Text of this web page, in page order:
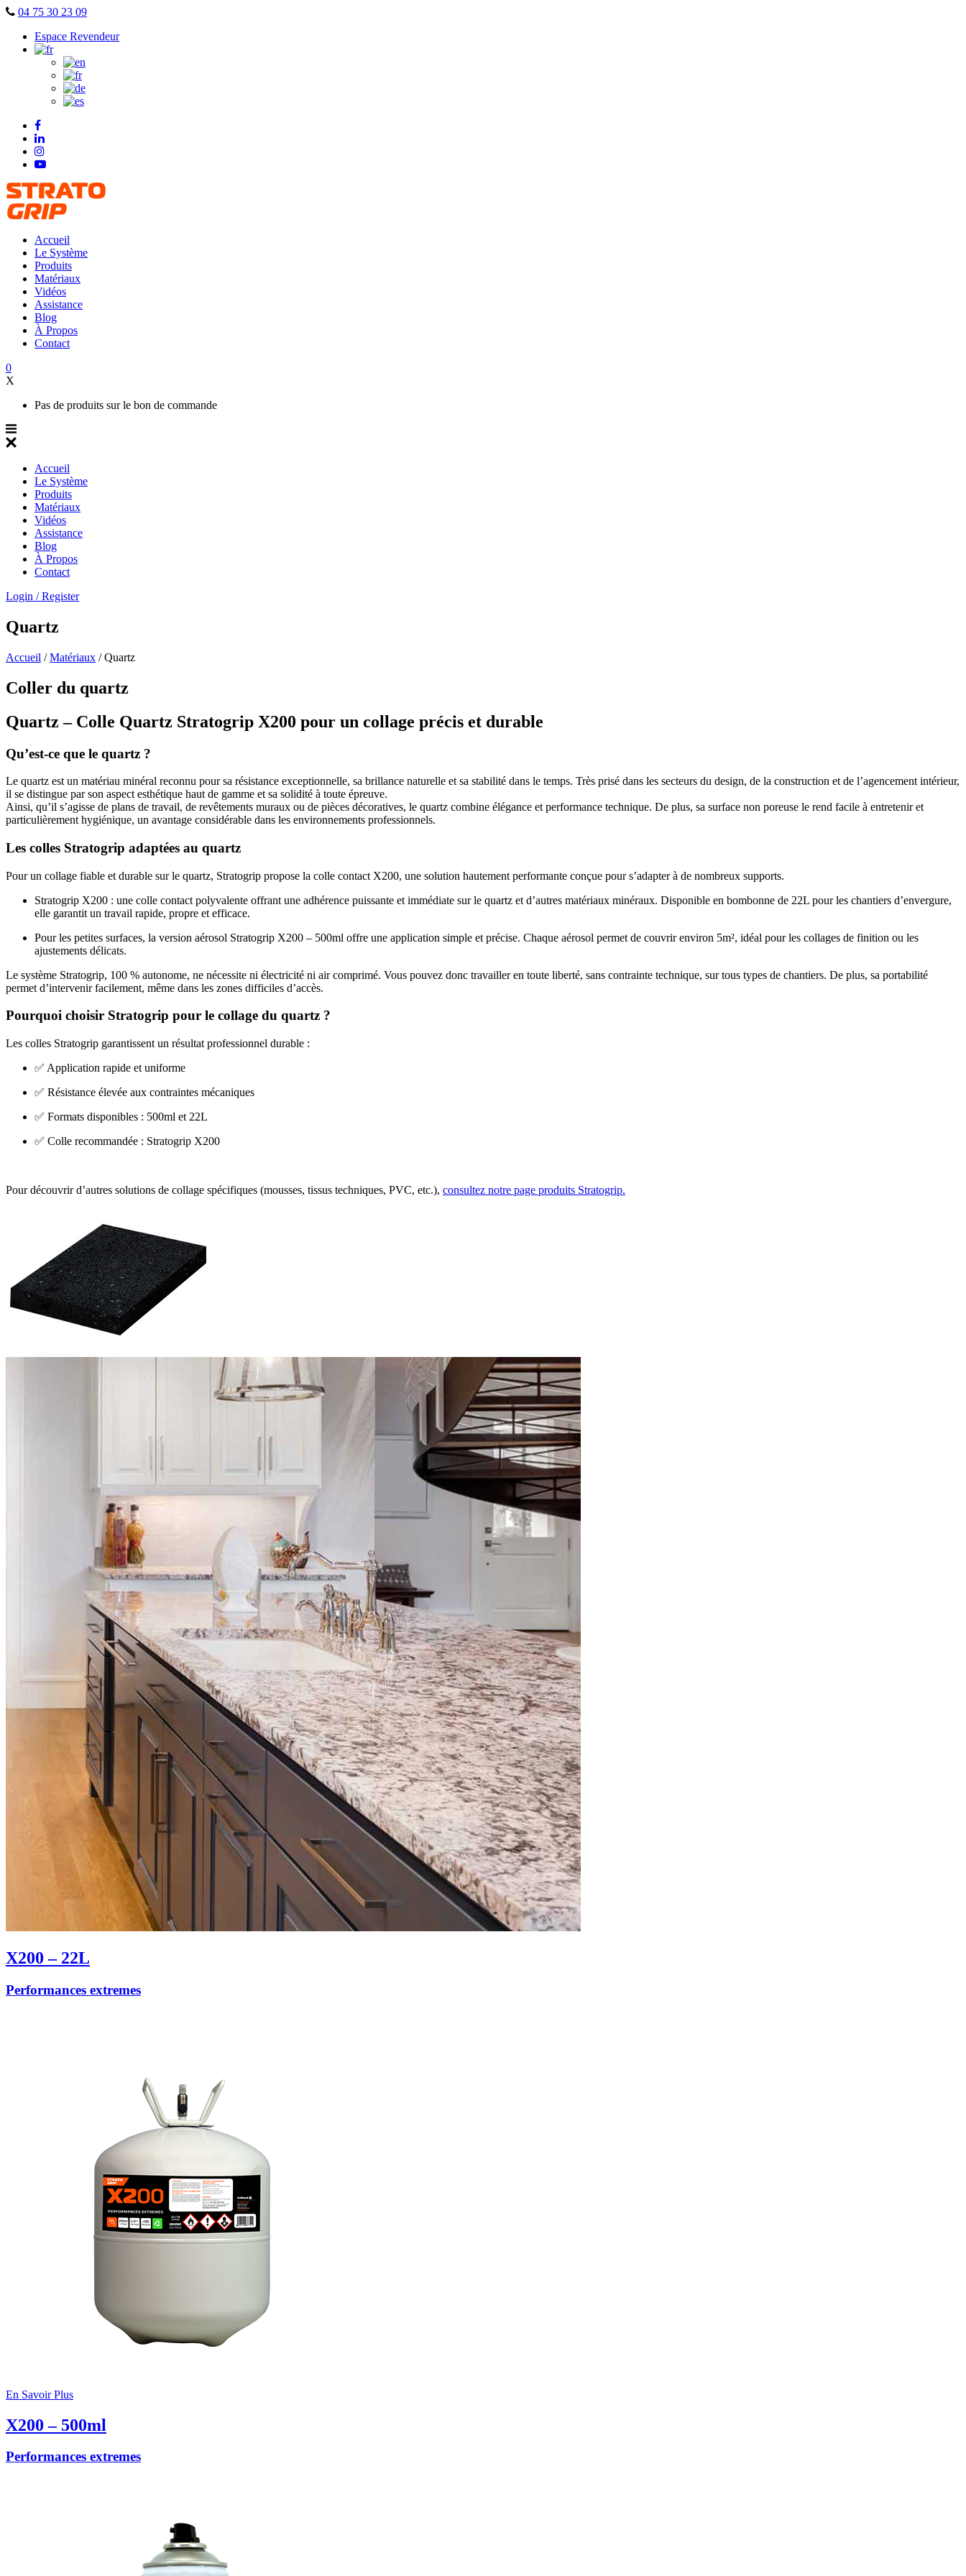
Skip
content
04 75 30 23 09
Espace Revendeur
Accueil
Le Système
Produits
Matériaux
Vidéos
Assistance
Blog
À Propos
Contact
0
X
Pas de produits sur le bon de commande
Accueil
Le Système
Produits
Matériaux
Vidéos
Assistance
Blog
À Propos
Contact
Login / Register
Quartz
Accueil /Matériaux /Quartz
Coller du quartz
Quartz – Colle Quartz Stratogrip X200 pour un collage précis et durable
Qu’est-ce que le quartz ?
Le quartz est un matériau minéral reconnu pour sa résistance exceptionnelle, sa brillance naturelle et sa stabilité dans le temps. Très prisé dans les secteurs du design, de la construction et de l’agencement intérieur,
il se distingue par son aspect esthétique haut de gamme et sa solidité à toute épreuve.
Ainsi, qu’il s’agisse de plans de travail, de revêtements muraux ou de pièces décoratives, le quartz combine élégance et performance technique. De plus, sa surface non poreuse le rend facile à entretenir et
particulièrement hygiénique, un avantage considérable dans les environnements professionnels.
Les colles Stratogrip adaptées au quartz
Pour un collage fiable et durable sur le quartz, Stratogrip propose la colle contact X200, une solution hautement performante conçue pour s’adapter à de nombreux supports.
Stratogrip X200 : une colle contact polyvalente offrant une adhérence puissante et immédiate sur le quartz et d’autres matériaux minéraux. Disponible en bombonne de 22L pour les chantiers d’envergure,
elle garantit un travail rapide, propre et efficace.
Pour les petites surfaces, la version aérosol Stratogrip X200 – 500ml offre une application simple et précise. Chaque aérosol permet de couvrir environ 5m², idéal pour les collages de finition ou les
ajustements délicats.
Le système Stratogrip, 100 % autonome, ne nécessite ni électricité ni air comprimé. Vous pouvez donc travailler en toute liberté, sans contrainte technique, sur tous types de chantiers. De plus, sa portabilité
permet d’intervenir facilement, même dans les zones difficiles d’accès.
Pourquoi choisir Stratogrip pour le collage du quartz ?
Les colles Stratogrip garantissent un résultat professionnel durable :
✅ Application rapide et uniforme
✅ Résistance élevée aux contraintes mécaniques
✅ Formats disponibles : 500ml et 22L
✅ Colle recommandée : Stratogrip X200
Pour découvrir d’autres solutions de collage spécifiques (mousses, tissus techniques, PVC, etc.), consultez notre page produits Stratogrip.
X200 – 22L
Performances extremes
En Savoir Plus
X200 – 500ml
Performances extremes